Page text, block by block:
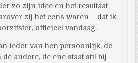
zo zijn idee en het resultaat
zij het eens waren – dat ik
officieel vandaag.
ieder van hen persoonlijk, de
de andere, de ene staat stil bij